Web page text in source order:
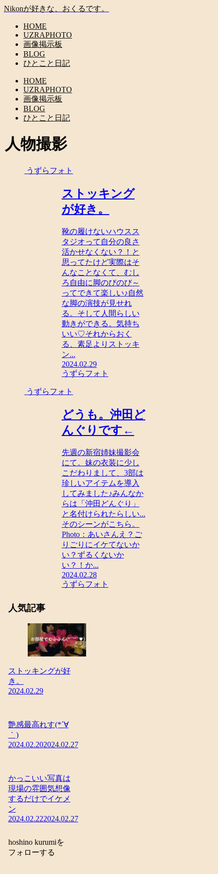
Nikonが好きな、おくるです。
HOME
UZRAPHOTO
画像掲示板
BLOG
ひとこと日記
HOME
UZRAPHOTO
画像掲示板
BLOG
ひとこと日記
人物撮影
うずらフォト
ストッキング
が好き。
靴の履けないハウスス
タジオって自分の良さ
活かせなくない？！と
思ってたけど実際はそ
んなことなくて、むし
ろ自由に脚のびのび～
ってできて楽しい♪自然
な脚の演技が見せれ
る。そして人間らしい
動きができる。気持ち
いい♡それからおく
る、素足よりストッキ
ン...
2024.02.29
うずらフォト
うずらフォト
どうも。沖田ど
んぐりです←
先週の新宿姉妹撮影会
にて。妹の衣装に少し
こだわりまして、3部は
珍しいアイテムを導入
してみました♪みんなか
らは「沖田どんぐり」
と名付けられたらしい...
そのシーンがこちら。
Photo：あいさんえ？ご
りごりにイケてないか
い？ずるくないか
い？！か...
2024.02.28
うずらフォト
人気記事
ストッキングが好
き。
2024.02.29
艶感最高れす(*´∀
｀)
2024.02.202024.02.27
かっこいい写真は
現場の雰囲気想像
するだけでイケメ
ン
2024.02.222024.02.27
hoshino kurumiを
フォローする